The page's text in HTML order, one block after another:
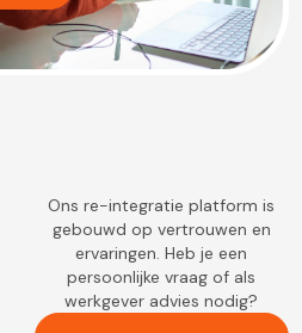
Ons re-integratie platform is
gebouwd op vertrouwen en
ervaringen. Heb je een
persoonlijke vraag of als
werkgever advies nodig?